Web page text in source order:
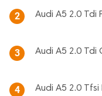
2 Audi A5 2.0 Tdi
3 Audi A5 2.0 Tdi
4 Audi A5 2.0 Tfsi